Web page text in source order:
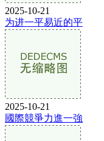
2025-10-21
为进一平易近的平
2025-10-21
國際競爭力進一強